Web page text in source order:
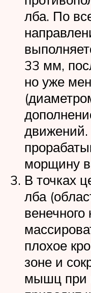
лба. По
33 мм,
но уже
морщину в
В точках
лба
венечного
плохое
зоне и
мышц при